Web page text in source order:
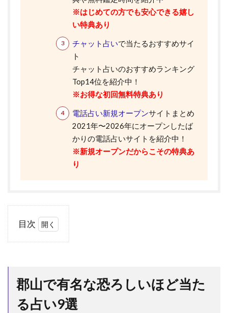
※はじめての方でも安心できる嬉し
い特典あり
チャット占いで当たるおすすめサイ
ト
チャット占いのおすすめランキング
Top14位を紹介中！
※お得な初回無料特典あり
電話占い新規オープンサイトまとめ
2021年〜2026年にオープンしたば
かりの電話占いサイトを紹介中！
※新規オープンだからこその特典あ
り
目次
有
名
な
郡山で有名な恐ろしいほど当た
る占い9選